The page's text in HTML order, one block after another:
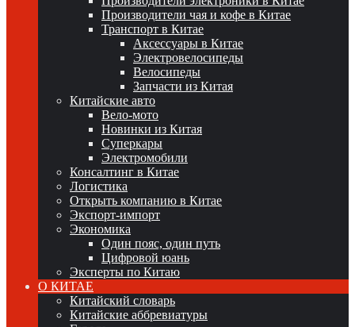
Производители чая и кофе в Китае
Транспорт в Китае
Аксессуары в Китае
Электровелосипеды
Велосипеды
Запчасти из Китая
Китайские авто
Вело-мото
Новинки из Китая
Суперкары
Электромобили
Консалтинг в Китае
Логистика
Открыть компанию в Китае
Экспорт-импорт
Экономика
Один пояс, один путь
Цифровой юань
Эксперты по Китаю
О КИТАЕ
Китайский словарь
Китайские аббревиатуры